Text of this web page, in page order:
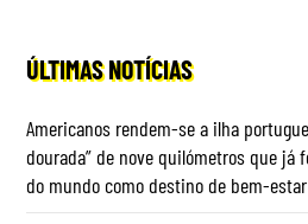
ÚLTIMAS NOTÍCIAS
Americanos rendem-se a ilha
dourada” de nove quilómetros que já
do mundo como destino de bem-estar